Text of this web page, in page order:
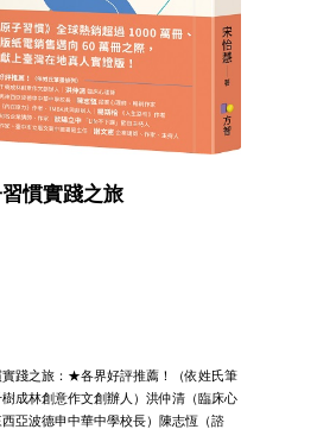
慣實踐之旅
踐之旅：★各界好評推薦！（依姓氏筆
成林創意作文創辦人）洪仲清（臨床心
亞波德申中華中學校長）陳志恆（諮